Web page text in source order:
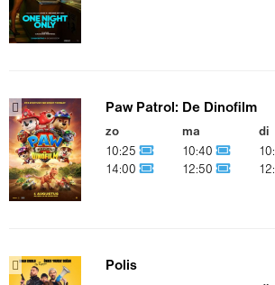
Paw Patrol: De Dinofilm
zo
10:25
14:00
ma
10:40
12:50
di
Polis